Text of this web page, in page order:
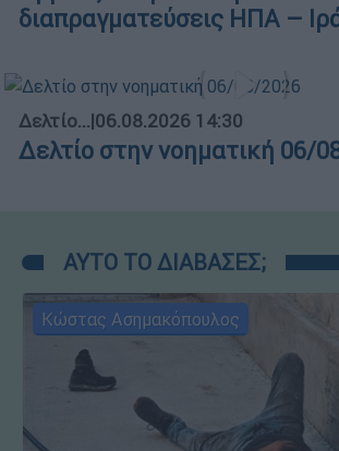
διαπραγματεύσεις ΗΠΑ –
Δελτίο...|06.08.2026 14:30
Δελτίο στην νοηματική 06/
ΑΥΤΟ ΤΟ ΔΙΑΒΑΣΕΣ;
Κώστας Ασημακόπουλος